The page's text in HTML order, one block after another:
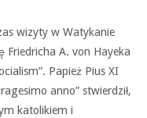
wizyty w Watykanie
Friedricha A. von Hayeka
Papież Pius XI
anno” stwierdził,
katolikiem i